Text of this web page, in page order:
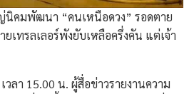
คมพัฒนา “คนเหนือดวง” รอดตาย
ยเทรลเลอร์พังยับเหลือครึ่งคัน แต่เจ้า
ลา 15.00 น. ผู้สื่อข่าวรายงานความ